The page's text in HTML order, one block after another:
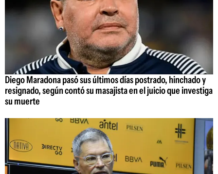
Diego Maradona pasó sus últimos días postrado, hinchado y
resignado, según contó su masajista en el juicio que investiga
su muerte